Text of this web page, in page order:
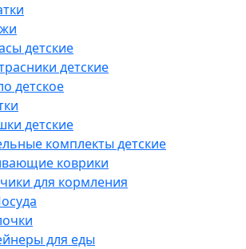
детские
детские
детское
детские
комплекты детские
коврики
для кормления
для еды